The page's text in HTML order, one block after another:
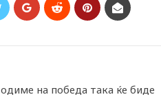
на победа така ќе биде